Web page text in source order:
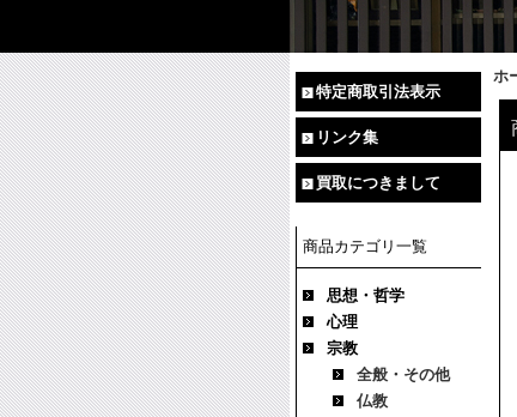
特定商取引法表示
リンク集
買取につきまして
商品カテゴリ一覧
思想・哲学
心理
宗教
全般・その他
仏教
ホ